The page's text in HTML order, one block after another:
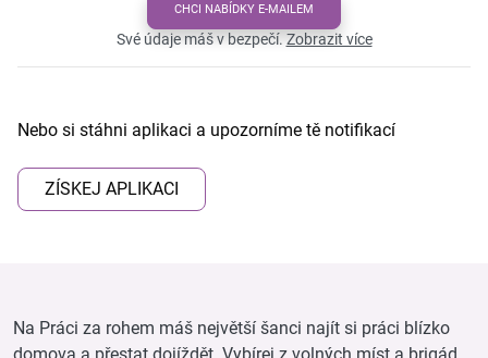
CHCI NABÍDKY E-MAILEM
Své údaje máš v bezpečí.Zobrazit více
Nebo si stáhni aplikaci a upozorníme tě notifikací
ZÍSKEJ APLIKACI
Na Práci za rohem máš největší šanci najít si práci blízko
domova a přestat dojíždět. Vybírej z volných míst a brigád